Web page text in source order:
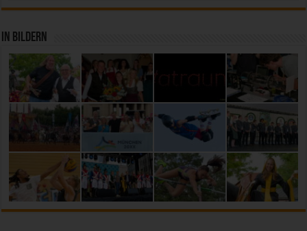
In Bildern